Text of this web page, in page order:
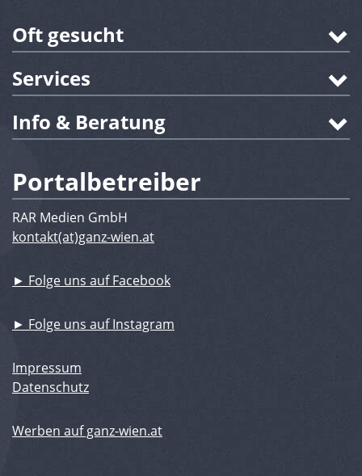
Oft gesucht
Services
Info & Beratung
Portalbetreiber
RAR Medien GmbH
kontakt(at)ganz-wien.at
► Folge uns auf Facebook
► Folge uns auf Instagram
Impressum
Datenschutz
Werben auf ganz-wien.at